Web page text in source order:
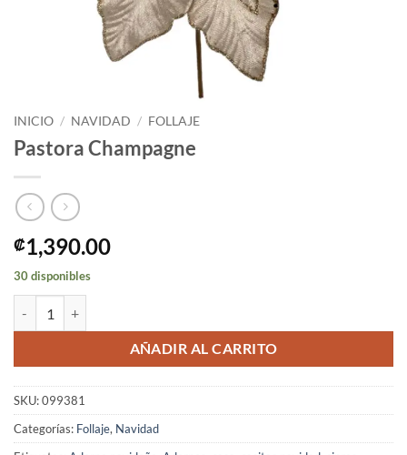
INICIO / NAVIDAD / FOLLAJE
Pastora Champagne
₡1,390.00
30 disponibles
AÑADIR AL CARRITO
SKU:099381
Categorías: Follaje, Navidad